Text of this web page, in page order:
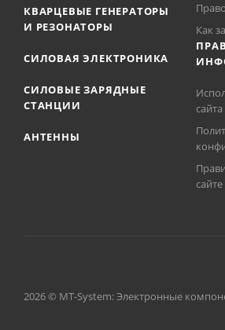
КВАРЦЕВЫЕ ГЕНЕРАТОРЫ
И РЕЗОНАТОРЫ
СИЛОВАЯ ЭЛЕКТРОНИКА
СИЛОВЫЕ ЗАРЯДНЫЕ
СТАНЦИИ
АНТЕННЫ
Как
сайта
2026 © MT-System: Электронные